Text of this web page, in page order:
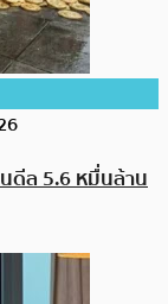
นดีล 5.6 หมื่นล้าน